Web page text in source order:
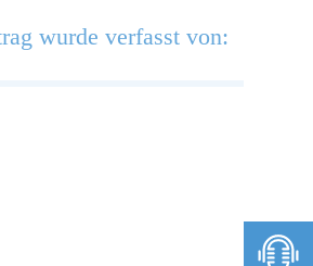
wurde verfasst von: